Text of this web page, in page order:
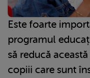
Este foarte
programul
să reducă
copiii care sunt